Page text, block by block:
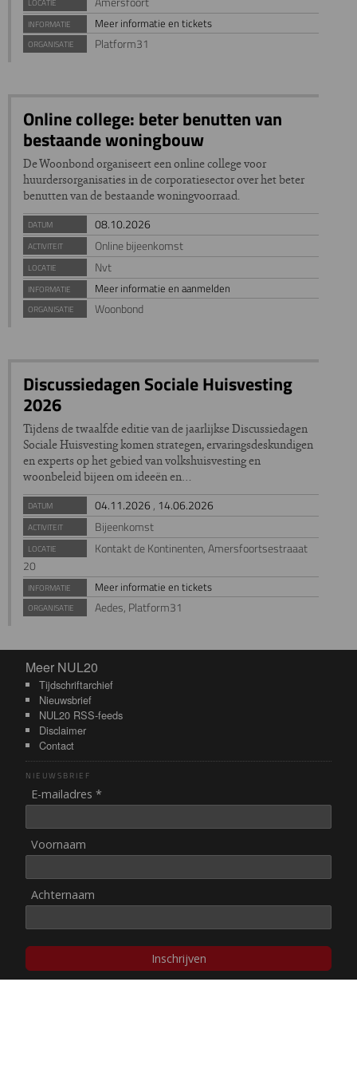
LOCATIE
INFORMATIE Meer informatie en tickets
ORGANISATIE Platform31
Online college: beter benutten van
bestaande woningbouw
De Woonbond organiseert een online college voor
huurdersorganisaties in de corporatiesector over het beter
benutten van de bestaande woningvoorraad.
DATUM 08.10.2026
ACTIVITEIT Online bijeenkomst
LOCATIE Nvt
INFORMATIE Meer informatie en aanmelden
ORGANISATIE Woonbond
Discussiedagen Sociale Huisvesting
2026
Tijdens de twaalfde editie van de jaarlijkse Discussiedagen
Sociale Huisvesting komen strategen, ervaringsdeskundigen
en experts op het gebied van volkshuisvesting en
woonbeleid bijeen om ideeën en…
DATUM 04.11.2026, 14.06.2026
ACTIVITEIT Bijeenkomst
LOCATIE
Kontakt de Kontinenten, Amersfoortsestraaat
20
INFORMATIE Meer informatie en tickets
ORGANISATIE Aedes, Platform31
Meer NUL20
Meer NUL20
Tijdschriftarchief
Nieuwsbrief
NUL20 RSS-feeds
Disclaimer
Contact
NIEUWSBRIEF
E-mailadres *
Voornaam
Achternaam
Inschrijven